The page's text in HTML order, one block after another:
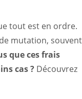
tout est en ordre.
mutation, souvent
que ces frais
cas ? Découvrez